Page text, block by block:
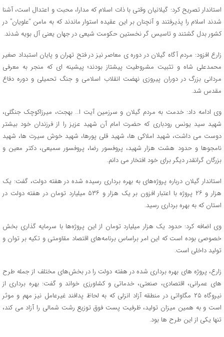
استاندار تصریح کرد: گیلانیان وقتی با ذات اسلام که مدارا، محبت و اعتدال است، آشنا
شدند اسلام را پذیرفتند و آنچنان بر این عقیده استوار ماندند که به مامن “علویان” در
کشور بدل گشتند و تاسیس گر نخستین حکومت شیعی در جهان یعنی آل بویه شدند.
زارع افزود: مردم آگاه گیلان در دوره ی معاصر نیز در فتح تهران و پایان استبداد صغیر
محمدعلی شاه و تثبیت مشروطیت پیشتاز بودند؛ پیشینه ای که منجر به معرفی
مردانی بزرگ در دوران پیروزی نهضت انقلاب اسلامی و جنگ تحمیلی و دوره دفاع
مقدس شد.
وی ادامه داد: خدمت به مردم گیلان و سرزمین آیت ا… بهجت، میرزاکوچک جنگلی،
شهید سید یونس رودباری که حضرت امام آن شهید عزیز را از فرزندان خود بیشتر
دوست می داشت، شهید املاکی ها، شهید قلی پورها، شهید خوش سیرت ها، شهید
نامجوها و حدود هشت هزار شهید، پروفسور رضا، پروفسور سمیعی، دکتر معین و
بزرگان گرانقدر دیگر برای خود افتخار می دانم.
استاندار گیلان درباره پروژه‌های به بهره برداری رسیده شده در هفته دولت، گفت: یک
هزار و ۲۶ پروژه با اعتبار افزون بر یک هزار و ۵۳۶ میلیارد تومان در هفته دولت در
استان که به بهره برداری رسید.
وی اضافه کرد: حدود یک هزار میلیارد تومان از این پروژه‌ها با سرمایه گذاری بخش
خصوصی بوده است که این امر براساس برنامه‌های اقتصاد مقاومتی و تکیه بر توان و
تولید داخلی است.
زارع، پروژه های بهره برداری شده در هفته دولت را در بخش‌های مختلف از جمله طرح
های عمرانی، اقتصادی، صنعتی، خدماتی و کشاورزی خواند و گفت: بهره برداری از
نیروگاه ۲۵ مگاواتی در منطقه آزاد انزلی که به لحاظ پدافند غیرعامل نیز مهم و موثر
است و به همین میزان تولید، ظرفیت پست فوق توزیع رشت شمالی را آزاد می کند،
تنها یکی از این طرح ها بود.